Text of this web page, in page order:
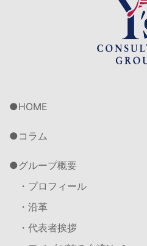
HOME
コラム
グループ概要
・プロフィール
・沿革
・代表者挨拶